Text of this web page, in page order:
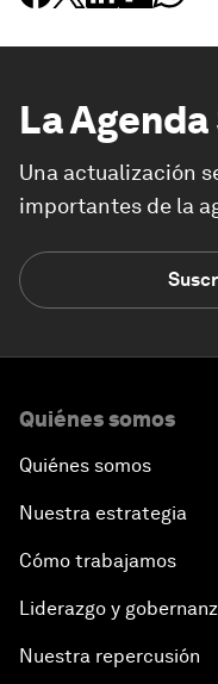
La Agenda
Una actualización
importantes de la
Quiénes somos
Quiénes somos
Nuestra estrategia
Cómo trabajamos
Liderazgo y
Nuestra repercusión